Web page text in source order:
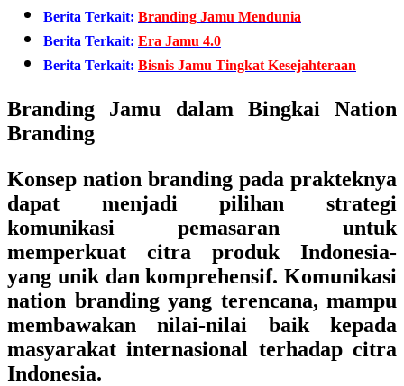
Berita Terkait: Branding Jamu Mendunia
Berita Terkait: Era Jamu 4.0
Berita Terkait: Bisnis Jamu Tingkat Kesejahteraan
Branding Jamu dalam Bingkai Nation
Branding
Konsep nation branding pada prakteknya
dapat menjadi pilihan strategi
komunikasi pemasaran untuk
memperkuat citra produk Indonesia-
yang unik dan komprehensif. Komunikasi
nation branding yang terencana, mampu
membawakan nilai-nilai baik kepada
masyarakat internasional terhadap citra
Indonesia.